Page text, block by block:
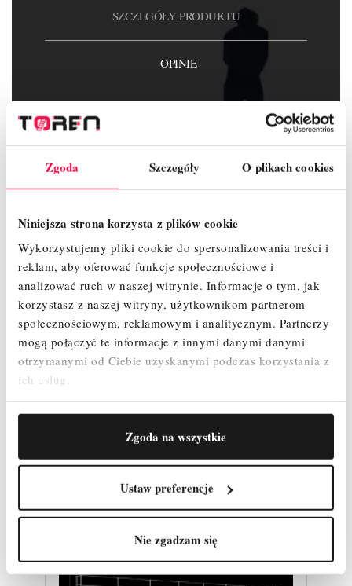
Zgoda Szczegóły O plikach cookies
Niniejsza strona korzysta z plików cookie
Wykorzystujemy pliki cookie do spersonalizowania treści i
reklam, aby oferować funkcje społecznościowe i
analizować ruch w naszej witrynie. Informacje o tym, jak
korzystasz z naszej witryny, użytkownikom partnerom
społecznościowym, reklamowym i analitycznym. Partnerzy
mogą połączyć te informacje z innymi danymi danymi
otrzymanymi od Ciebie uzyskanymi podczas korzystania z
ich usług.
Zgoda na wszystkie
Ustaw preferencje
Nie zgadzam się
SZCZEGÓŁY PRODUKTU
OPINIE
IndeksT0500.620
W magazynie10 Przedmioty
Opis
Długość 620
Produkty powiązane